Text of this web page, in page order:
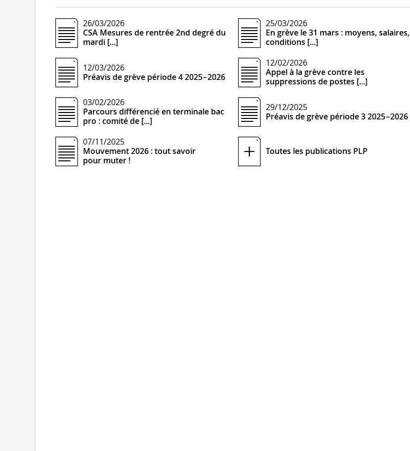
26/03/2026
CSA Mesures de rentrée 2nd degré du
mardi [...]
25/03/2026
En grève le 31 mars : moyens, salaires,
conditions [...]
12/03/2026
Préavis de grève période 4 2025 – 2026
12/02/2026
Appel à la grève contre les
suppressions de postes [...]
03/02/2026
Parcours différencié en terminale bac
pro : comité de [...]
29/12/2025
Préavis de grève période 3 2025 – 2026
07/11/2025
Mouvement 2026 : tout savoir
pour muter !
Toutes les publications PLP